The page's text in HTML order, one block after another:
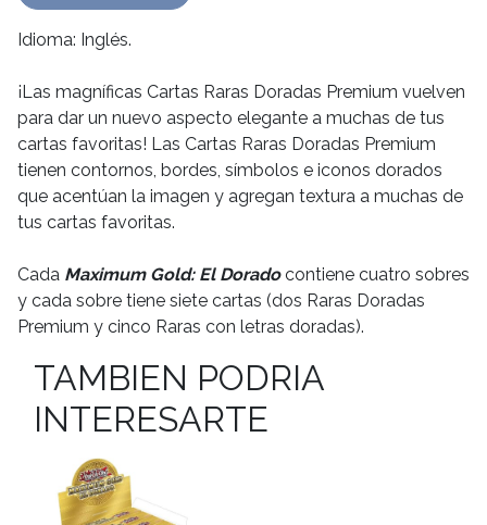
Idioma: Inglés.
¡Las magníficas Cartas Raras Doradas Premium vuelven
para dar un nuevo aspecto elegante a muchas de tus
cartas favoritas! Las Cartas Raras Doradas Premium
tienen contornos, bordes, símbolos e iconos dorados
que acentúan la imagen y agregan textura a muchas de
tus cartas favoritas.
Cada Maximum Gold: El Doradocontiene cuatro sobres
y cada sobre tiene siete cartas (dos Raras Doradas
Premium y cinco Raras con letras doradas).
TAMBIEN PODRIA
INTERESARTE